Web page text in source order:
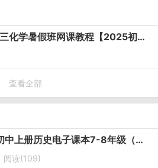
【视频】2026陈耀泉初三化学暑假班网课教程【2025初三秋上】
查看全部
2026秋初中上册历史电子课本7-8年级（人教版）PDF电子版下载
阅读(109)